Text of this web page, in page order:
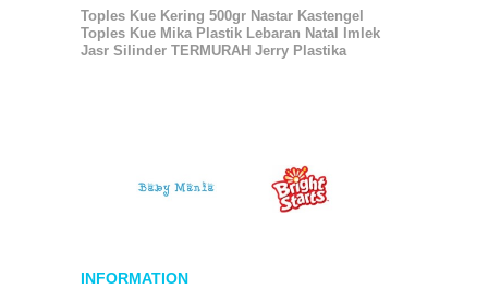
Toples Kue Kering 500gr Nastar Kastengel
Toples Kue Mika Plastik Lebaran Natal Imlek
Jasr Silinder TERMURAH Jerry Plastika
INFORMATION